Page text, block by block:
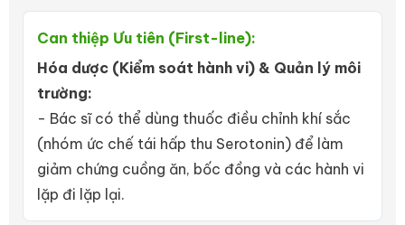
Can thiệp Ưu tiên (First-line):
Hóa dược (Kiểm soát hành vi) & Quản lý môi
trường:
- Bác sĩ có thể dùng thuốc điều chỉnh khí sắc
(nhóm ức chế tái hấp thu Serotonin) để làm
giảm chứng cuồng ăn, bốc đồng và các hành vi
lặp đi lặp lại.